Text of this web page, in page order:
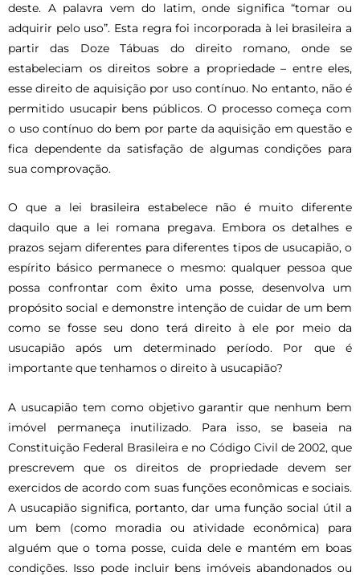
deste. A palavra vem do latim, onde significa “tomar ou
adquirir pelo uso”. Esta regra foi incorporada à lei brasileira a
partir das Doze Tábuas do direito romano, onde se
estabeleciam os direitos sobre a propriedade – entre eles,
esse direito de aquisição por uso contínuo. No entanto, não é
permitido usucapir bens públicos. O processo começa com
o uso contínuo do bem por parte da aquisição em questão e
fica dependente da satisfação de algumas condições para
sua comprovação.
O que a lei brasileira estabelece não é muito diferente
daquilo que a lei romana pregava. Embora os detalhes e
prazos sejam diferentes para diferentes tipos de usucapião, o
espírito básico permanece o mesmo: qualquer pessoa que
possa confrontar com êxito uma posse, desenvolva um
propósito social e demonstre intenção de cuidar de um bem
como se fosse seu dono terá direito à ele por meio da
usucapião após um determinado período. Por que é
importante que tenhamos o direito à usucapião?
A usucapião tem como objetivo garantir que nenhum bem
imóvel permaneça inutilizado. Para isso, se baseia na
Constituição Federal Brasileira e no Código Civil de 2002, que
prescrevem que os direitos de propriedade devem ser
exercidos de acordo com suas funções econômicas e sociais.
A usucapião significa, portanto, dar uma função social útil a
um bem (como moradia ou atividade econômica) para
alguém que o toma posse, cuida dele e mantém em boas
condições. Isso pode incluir bens imóveis abandonados ou